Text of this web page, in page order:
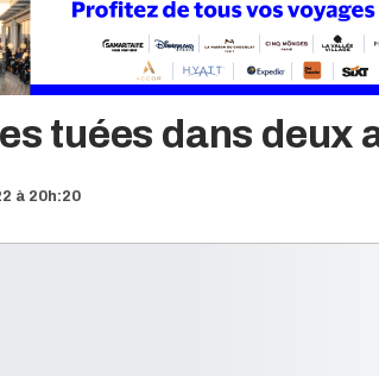
tuées dans deux
à 20h:20